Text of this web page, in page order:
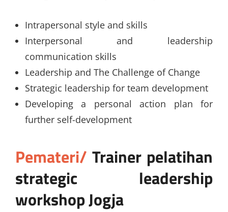
Intrapersonal style and skills
Interpersonal and leadership
communication skills
Leadership and The Challenge of Change
Strategic leadership for team development
Developing a personal action plan for
further self-development
Pemateri/ Trainer pelatihan
strategic leadership
workshop Jogja